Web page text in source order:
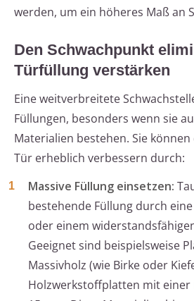
werden, um ein höheres Maß an
Den Schwachpunkt
Türfüllung verstärken
Eine weitverbreitete
Füllungen, besonders wenn sie
Materialien bestehen. Sie
Tür erheblich verbessern durch:
Massive Füllung einsetzen:
bestehende Füllung durch
oder einem
Geeignet sind beispielsweise
Massivholz (wie Birke oder
Holzwerkstoffplatten mit einer